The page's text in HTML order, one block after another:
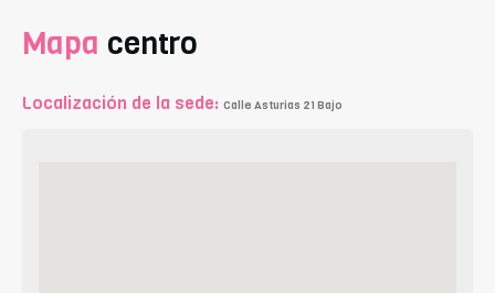
Mapa centro
Localización de la sede: Calle Asturias 21 Bajo